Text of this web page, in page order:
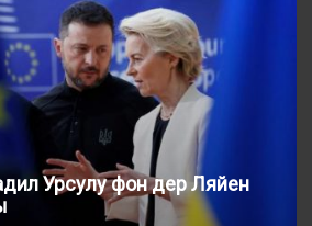
Урсулу фон дер Ляйен